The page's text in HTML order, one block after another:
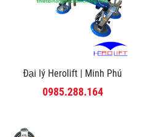
Đại lý Herolift | Minh Phú
0985.288.164